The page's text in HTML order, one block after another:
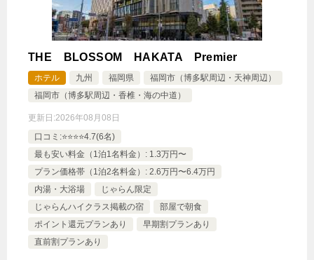
THE BLOSSOM HAKATA Premier
ホテル 九州 福岡県
福岡市（博多駅周辺・天神周辺）
福岡市（博多駅周辺・香椎・海の中道）
更新日:2026年08月08日
口コミ:⭐️⭐️⭐️⭐️4.7(6名)
最も安い料金（1泊1名料金）: 1.3万円〜
プラン価格帯（1泊2名料金）: 2.6万円〜6.4万円
内湯・大浴場
じゃらん限定
じゃらんハイクラス掲載の宿
部屋で朝食
ポイント還元プランあり
早期割プランあり
直前割プランあり